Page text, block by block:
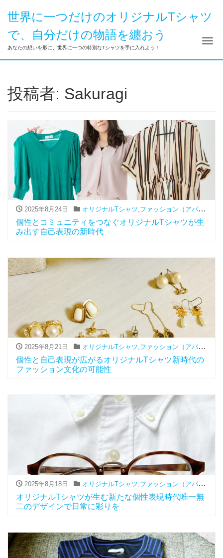
世界に一つだけのオリジナルTシャツ
で、自分だけの物語を纏おう
あなたの想いを形に、世界に一つの特別なTシャツを手に入れよう！ ナ
投稿者: Sakuragi
2025年8月24日 オリジナルTシャツ,ファッション（アパレル関連）
個性とコミュニティをつなぐオリジナルTシャツが生
み出す自己表現の新時代
2025年8月21日 オリジナルTシャツ ファッション（アパレル関連）
個性と自己表現が広がるオリジナルTシャツ新時代の
ファッション文化の可能性
2025年8月18日 オリジナルTシャツ,ファッション（アパレル関連）
オリジナルTシャツが生む新たな個性表現時代唯一無
二のデザインで日常に彩りを